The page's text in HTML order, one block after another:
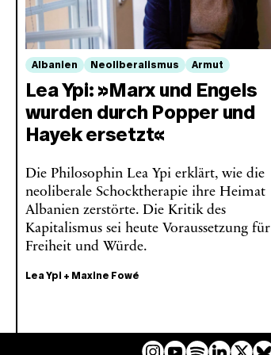
Albanien Neoliberalismus Armut
Lea Ypi: »Marx und Engels
wurden durch Popper und
Hayek ersetzt«
Die Philosophin Lea Ypi erklärt, wie die
neoliberale Schocktherapie ihre Heimat
Albanien zerstörte. Die Kritik des
Kapitalismus sei heute Voraussetzung für
Freiheit und Würde.
Lea Ypi + Maxine Fowé